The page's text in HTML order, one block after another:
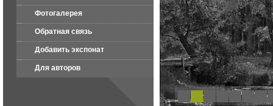
Фотогалерея
Обратная связь
Добавить экспонат
Для авторов